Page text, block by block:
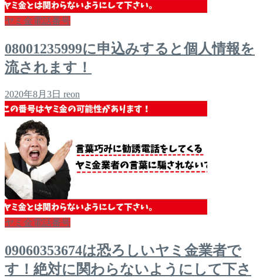
ヤミ金電話番号
08001235999に申込みすると個人情報を
流されます！
2020年8月3日 reon
ヤミ金電話番号
09060353674は恐ろしいヤミ金業者で
す！絶対に関わらないようにして下さ